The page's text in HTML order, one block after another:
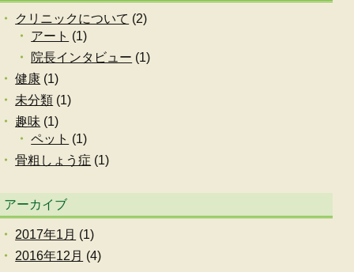
クリニックについて (2)
アート (1)
院長インタビュー (1)
健康 (1)
未分類 (1)
趣味 (1)
ペット (1)
骨粗しょう症 (1)
アーカイブ
2017年1月 (1)
2016年12月 (4)